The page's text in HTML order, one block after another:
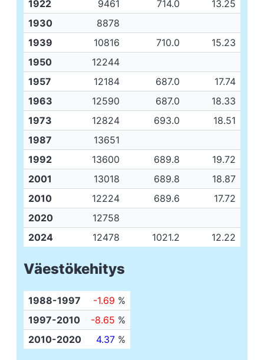
1922
9461 714.0
13.25
1930
8878
1939
10816 710.0
15.23
1950
12244
1957
12184 687.0
17.74
1963
12590 687.0
18.33
1973
12824 693.0
18.51
1987
13651
1992
13600 689.8
19.72
2001
13018 689.8
18.87
2010
12224 689.6
17.72
2020
12758
2024
12478 1021.2 12.22
Väestökehitys
1988-1997 -1.69 %
1997-2010
-8.65 %
2010-2020
4.37 %